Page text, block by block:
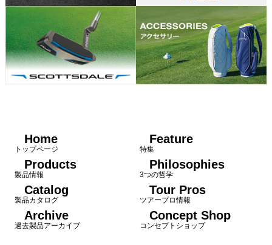
Home
トップページ
Products
製品情報
Catalog
製品カタログ
Archive
過去製品アーカイブ
Feature
特集
Philosophies
3つの哲学
Tour Pros
ツアープロ情報
Concept Shop
コンセプトショップ